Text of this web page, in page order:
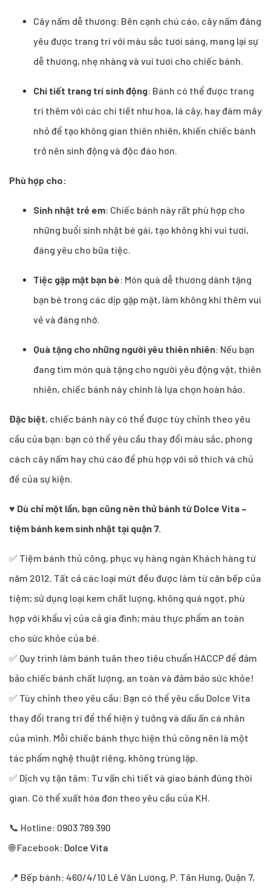
Cây nấm dễ thương: Bên cạnh chú cáo, cây nấm đáng
yêu được trang trí với màu sắc tươi sáng, mang lại sự
dễ thương, nhẹ nhàng và vui tươi cho chiếc bánh.
Chi tiết trang trí sinh động: Bánh có thể được trang
trí thêm với các chi tiết như hoa, lá cây, hay đám mây
nhỏ để tạo không gian thiên nhiên, khiến chiếc bánh
trở nên sinh động và độc đáo hơn.
Phù hợp cho:
Sinh nhật trẻ em: Chiếc bánh này rất phù hợp cho
những buổi sinh nhật bé gái, tạo không khí vui tươi,
đáng yêu cho bữa tiệc.
Tiệc gặp mặt bạn bè: Món quà dễ thương dành tặng
bạn bè trong các dịp gặp mặt, làm không khí thêm vui
vẻ và đáng nhớ.
Quà tặng cho những người yêu thiên nhiên: Nếu bạn
đang tìm món quà tặng cho người yêu động vật, thiên
nhiên, chiếc bánh này chính là lựa chọn hoàn hảo.
Đặc biệt, chiếc bánh này có thể được tùy chỉnh theo yêu
cầu của bạn: bạn có thể yêu cầu thay đổi màu sắc, phong
cách cây nấm hay chú cáo để phù hợp với sở thích và chủ
đề của sự kiện.
♥ Dù chỉ một lần, bạn cũng nên thử bánh từ Dolce Vita –
tiệm bánh kem sinh nhật tại quận 7.
✅ Tiệm bánh thủ công, phục vụ hàng ngàn Khách hàng từ
năm 2012. Tất cả các loại mứt đều được làm từ căn bếp của
tiệm; sử dụng loại kem chất lượng, không quá ngọt, phù
hợp với khẩu vị của cả gia đình; màu thực phẩm an toàn
cho sức khỏe của bé.
✅ Quy trình làm bánh tuân theo tiêu chuẩn HACCP để đảm
bảo chiếc bánh chất lượng, an toàn và đảm bảo sức khỏe!
✅ Tùy chỉnh theo yêu cầu: Bạn có thể yêu cầu Dolce Vita
thay đổi trang trí để thể hiện ý tưởng và dấu ấn cá nhân
của mình. Mỗi chiếc bánh thực hiện thủ công nên là một
tác phẩm nghệ thuật riêng, không trùng lặp.
✅ Dịch vụ tận tâm: Tư vấn chi tiết và giao bánh đúng thời
gian. Có thể xuất hóa đơn theo yêu cầu của KH.
📞 Hotline: 0903 789 390
🌐 Facebook: Dolce Vita
📍 Bếp bánh: 460/4/10 Lê Văn Lương, P. Tân Hưng, Quận 7,